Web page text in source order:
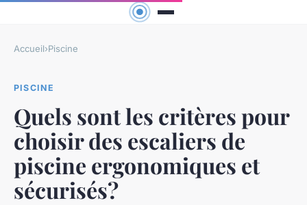
Accueil›Piscine
PISCINE
Quels sont les critères pour
choisir des escaliers de
piscine ergonomiques et
sécurisés?